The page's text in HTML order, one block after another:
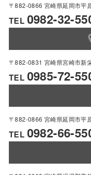
〒882-0866 宮崎県延岡市平
TEL 0982-32-
〒882-0831 宮崎県宮崎市新
TEL 0985-72-
〒882-0866 宮崎県延岡市平
TEL 0982-66-